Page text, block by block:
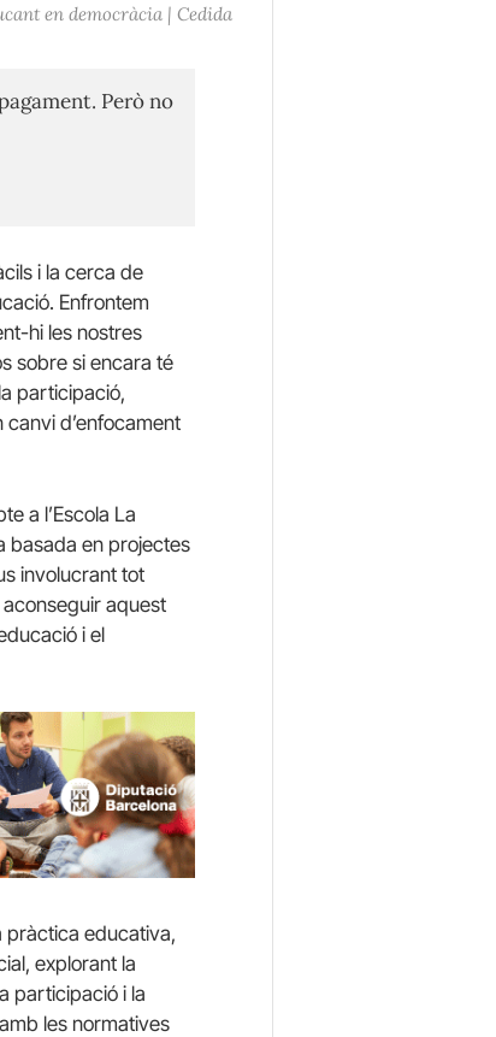
en democràcia | Cedida
Però no
i la cerca de
Enfrontem
hi les nostres
sobre si encara té
participació,
canvi d’enfocament
a l’Escola La
basada en projectes
involucrant tot
aconseguir aquest
i el
pràctica educativa,
explorant la
participació i la
les normatives